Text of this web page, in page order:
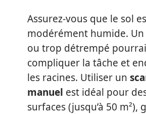
Assurez-vous que le sol
modérément humide.
ou trop détrempé
compliquer la tâche et
les racines. Utiliser un
manuel est idéal pour
surfaces (jusqu’à 50 m²),